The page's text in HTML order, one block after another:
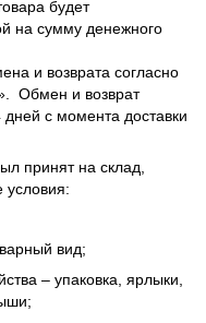
будет
на сумму денежного
и возврата согласно
Обмен и возврат
с момента доставки
принят на склад,
вид;
– упаковка, ярлыки,